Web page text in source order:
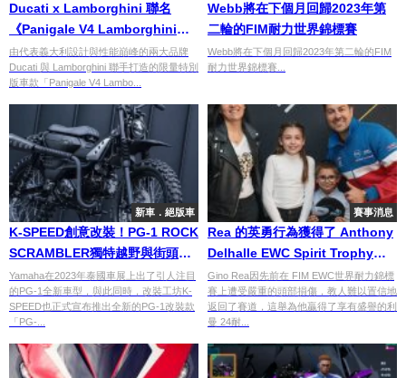
Ducati x Lamborghini 聯名
《Panigale V4 Lamborghini》
正式亮相！全球限量639台 + 專屬
配色客製化
由代表義大利設計與性能巔峰的兩大品牌
Ducati 與 Lamborghini 聯手打造的限量特別
版車款「Panigale V4 Lambo...
Webb將在下個月回歸2023年第
二輪的FIM耐力世界錦標賽
Webb將在下個月回歸2023年第二輪的FIM
耐力世界錦標賽...
新車．絕版車
K-SPEED創意改裝！PG-1 ROCK
SCRAMBLER獨特越野與街頭風
格的融合
Yamaha在2023年泰國車展上出了引人注目
的PG-1全新車型，與此同時，改裝工坊K-
SPEED也正式宣布推出全新的PG-1改裝款
「PG-...
賽事消息
Rea 的英勇行為獲得了 Anthony
Delhalle EWC Spirit Trophy精
神獎
Gino Rea因先前在 FIM EWC世界耐力錦標
賽上遭受嚴重的頭部損傷，教人難以置信地
返回了賽道，這舉為他贏得了享有盛譽的利
曼 24耐...